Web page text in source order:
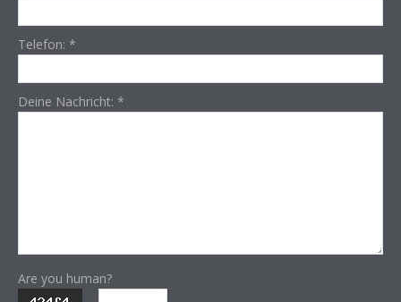
Telefon: *
Deine Nachricht: *
Are you human?